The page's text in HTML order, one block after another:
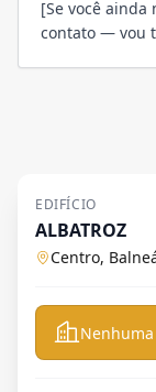
[Se você
contato — vou
EDIFÍCIO
ALBATROZ
Centro,